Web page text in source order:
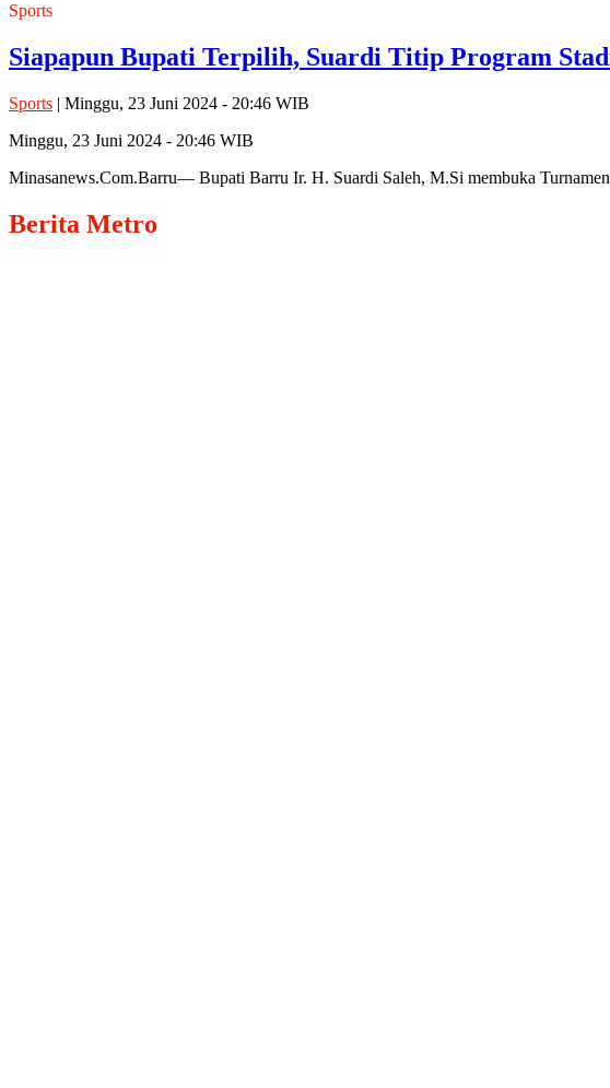
Sports
Siapapun Bupati Terpilih, Suardi Titip Program
Sports | Minggu, 23 Juni 2024 - 20:46 WIB
Minggu, 23 Juni 2024 - 20:46 WIB
Minasanews.Com.Barru— Bupati Barru Ir. H. Suardi Saleh, M.Si membuka
Berita Metro